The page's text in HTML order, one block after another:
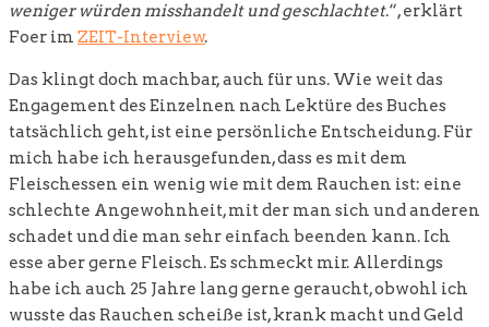
weniger würden misshandelt und geschlachtet.“, erklärt
Foer im ZEIT-Interview.
Das klingt doch machbar, auch für uns. Wie weit das
Engagement des Einzelnen nach Lektüre des Buches
tatsächlich geht, ist eine persönliche Entscheidung. Für
mich habe ich herausgefunden, dass es mit dem
Fleischessen ein wenig wie mit dem Rauchen ist: eine
schlechte Angewohnheit, mit der man sich und anderen
schadet und die man sehr einfach beenden kann. Ich
esse aber gerne Fleisch. Es schmeckt mir. Allerdings
habe ich auch 25 Jahre lang gerne geraucht, obwohl ich
wusste das Rauchen scheiße ist, krank macht und Geld